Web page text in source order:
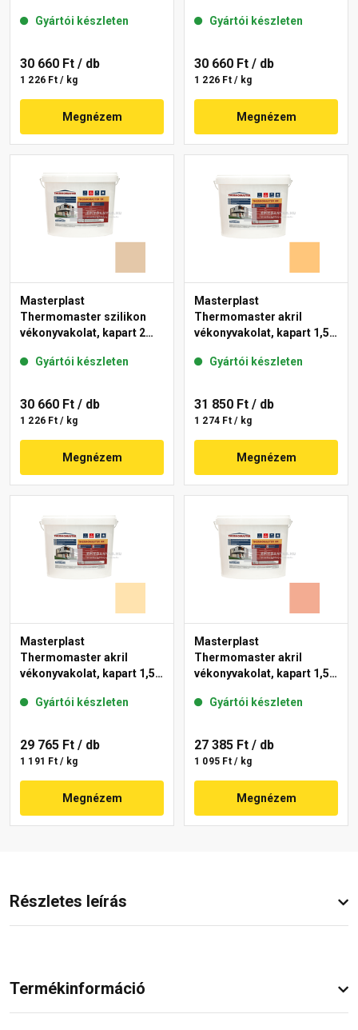
Gyártói készleten
30 660 Ft / db
1 226 Ft / kg
Megnézem
Gyártói készleten
30 660 Ft / db
1 226 Ft / kg
Megnézem
Masterplast
Thermomaster szilikon
vékonyvakolat, kapart 2
Gyártói készleten
30 660 Ft / db
1 226 Ft / kg
Megnézem
Masterplast
Thermomaster akril
vékonyvakolat, kapart 1,5
Gyártói készleten
31 850 Ft / db
1 274 Ft / kg
Megnézem
Masterplast
Thermomaster akril
vékonyvakolat, kapart 1,5
Gyártói készleten
29 765 Ft / db
1 191 Ft / kg
Megnézem
Masterplast
Thermomaster akril
vékonyvakolat, kapart 1,5
Gyártói készleten
27 385 Ft / db
1 095 Ft / kg
Megnézem
Részletes leírás
Termékinformáció